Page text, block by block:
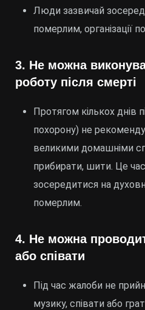
Люди зазвичай
померлим, організації
3. Не можна
роботу після смерті
Протягом кількох днів
похорону) не
великими домашніми
прибирати, шити. Це
зосередитися на
померлим.
4. Не можна
або співати
Під час жалоби не
музику, співати або